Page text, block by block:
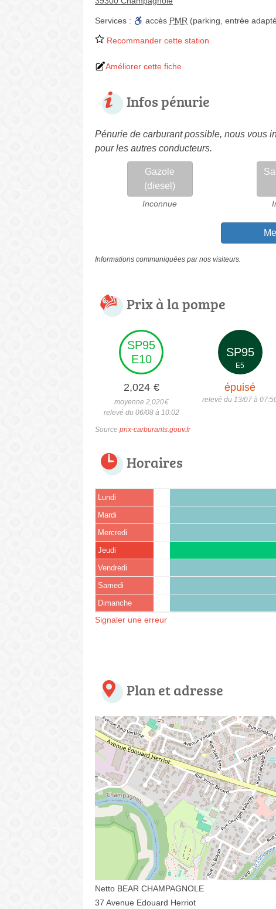
Services : accès PMR (parking, entrée
Recommander cette station
Améliorer cette fiche
Infos pénurie
Pénurie de carburant possible, nous vous
pour les autres conducteurs.
Gazole
(diesel)
Inconnue
Informations communiquées par nos visiteurs.
Prix à la pompe
SP95
E10
2,024 €
moyenne 2,020€
relevé du 06/08 à 10:02
SP95
E5
épuisé
relevé du 13/07 à
Source prix-carburants.gouv.fr
Horaires
Lundi
Mardi
Mercredi
Jeudi
Vendredi
Samedi
Dimanche
Signaler une erreur
Plan et adresse
Netto BEAR CHAMPAGNOLE
37 Avenue Edouard Herriot